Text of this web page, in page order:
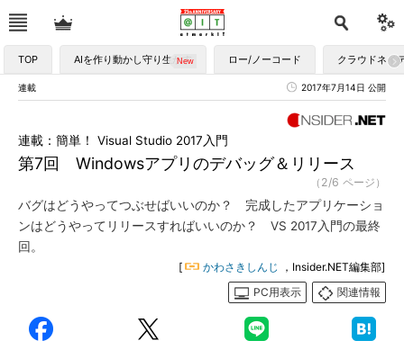
TOP AIを作り動かし守り生かす ロー/ノーコード クラウドネイ
連載 2017年7月14日 公開
第7回 Windowsアプリのデバッグ＆リリース
連載：簡単！ Visual Studio 2017入門
（2/6 ページ）
バグはどうやってつぶせばいいのか？ 完成したアプリケーショ
ンはどうやってリリースすればいいのか？ VS 2017入門の最終
回。
[ かわさきしんじ
，Insider.NET編集部]
PC用表示
関連情報